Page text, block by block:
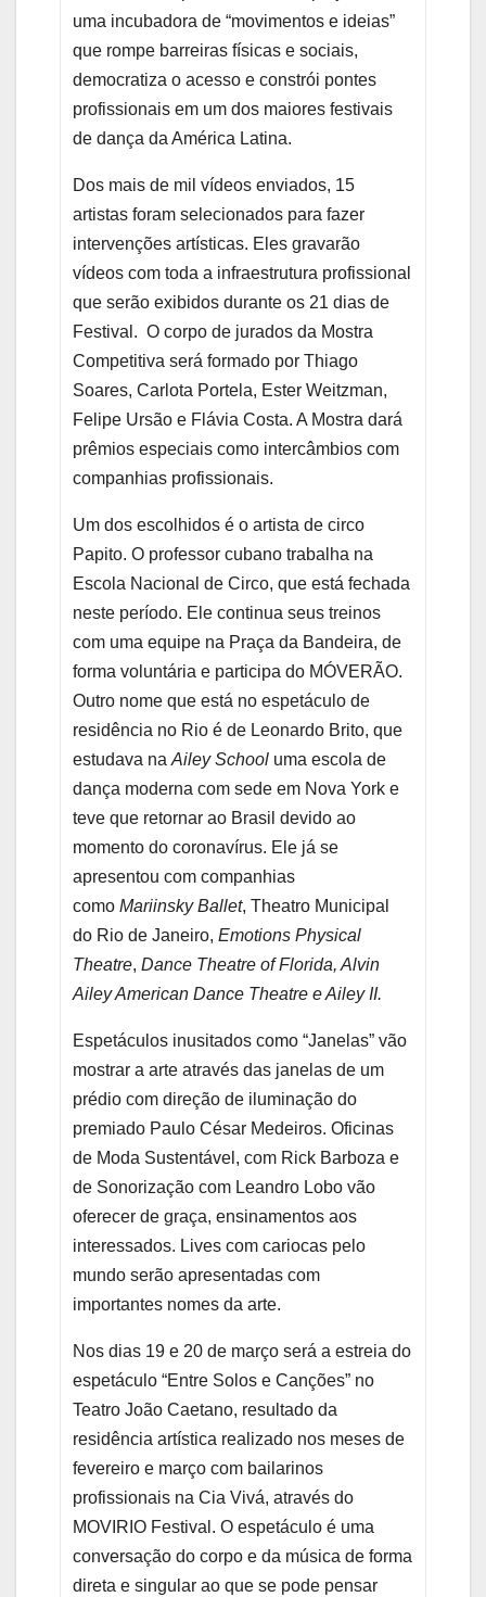
uma incubadora de “movimentos e ideias”
que rompe barreiras físicas e sociais,
democratiza o acesso e constrói pontes
profissionais em um dos maiores festivais
de dança da América Latina.
Dos mais de mil vídeos enviados, 15
artistas foram selecionados para fazer
intervenções artísticas. Eles gravarão
vídeos com toda a infraestrutura profissional
que serão exibidos durante os 21 dias de
Festival. O corpo de jurados da Mostra
Competitiva será formado por Thiago
Soares, Carlota Portela, Ester Weitzman,
Felipe Ursão e Flávia Costa. A Mostra dará
prêmios especiais como intercâmbios com
companhias profissionais.
Um dos escolhidos é o artista de circo
Papito. O professor cubano trabalha na
Escola Nacional de Circo, que está fechada
neste período. Ele continua seus treinos
com uma equipe na Praça da Bandeira, de
forma voluntária e participa do MÓVERÃO.
Outro nome que está no espetáculo de
residência no Rio é de Leonardo Brito, que
estudava naAiley School uma escola de
dança moderna com sede em Nova York e
teve que retornar ao Brasil devido ao
momento do coronavírus. Ele já se
apresentou com companhias
comoMariinsky Ballet, Theatro Municipal
do Rio de Janeiro,Emotions Physical
Theatre,Dance Theatre of Florida, Alvin
Ailey American Dance Theatre e Ailey II.
Espetáculos inusitados como “Janelas” vão
mostrar a arte através das janelas de um
prédio com direção de iluminação do
premiado Paulo César Medeiros. Oficinas
de Moda Sustentável, com Rick Barboza e
de Sonorização com Leandro Lobo vão
oferecer de graça, ensinamentos aos
interessados. Lives com cariocas pelo
mundo serão apresentadas com
importantes nomes da arte.
Nos dias 19 e 20 de março será a estreia do
espetáculo “Entre Solos e Canções” no
Teatro João Caetano, resultado da
residência artística realizado nos meses de
fevereiro e março com bailarinos
profissionais na Cia Vivá, através do
MOVIRIO Festival. O espetáculo é uma
conversação do corpo e da música de forma
direta e singular ao que se pode pensar